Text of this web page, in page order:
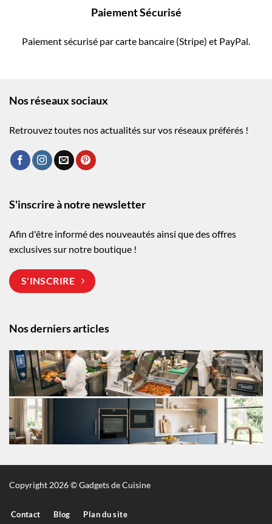
Paiement Sécurisé
Paiement sécurisé par carte bancaire (Stripe) et PayPal.
Nos réseaux sociaux
Retrouvez toutes nos actualités sur vos réseaux préférés !
Nos derniers articles
S'inscrire à notre newsletter
Afin d'être informé des nouveautés ainsi que des offres
exclusives sur notre boutique !
S'INSCRIRE
Copyright 2026 © Gadgets de Cuisine
Contact Blog Plan du site